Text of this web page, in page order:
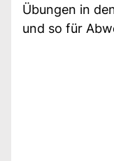
Übungen in
und so für